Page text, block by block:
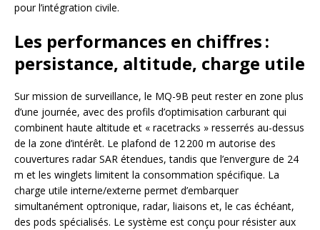
pour l’intégration civile.
Les performances en chiffres :
persistance, altitude, charge utile
Sur mission de surveillance, le MQ-9B peut rester en zone plus
d’une journée, avec des profils d’optimisation carburant qui
combinent haute altitude et « racetracks » resserrés au-dessus
de la zone d’intérêt. Le plafond de 12 200 m autorise des
couvertures radar SAR étendues, tandis que l’envergure de 24
m et les winglets limitent la consommation spécifique. La
charge utile interne/externe permet d’embarquer
simultanément optronique, radar, liaisons et, le cas échéant,
des pods spécialisés. Le système est conçu pour résister aux